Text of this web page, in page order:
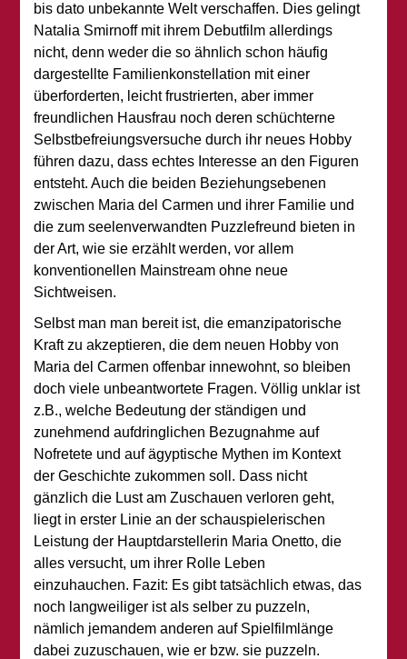
bis dato unbekannte Welt verschaffen. Dies gelingt
Natalia Smirnoff mit ihrem Debutfilm allerdings
nicht, denn weder die so ähnlich schon häufig
dargestellte Familienkonstellation mit einer
überforderten, leicht frustrierten, aber immer
freundlichen Hausfrau noch deren schüchterne
Selbstbefreiungsversuche durch ihr neues Hobby
führen dazu, dass echtes Interesse an den Figuren
entsteht. Auch die beiden Beziehungsebenen
zwischen Maria del Carmen und ihrer Familie und
die zum seelenverwandten Puzzlefreund bieten in
der Art, wie sie erzählt werden, vor allem
konventionellen Mainstream ohne neue
Sichtweisen.
Selbst man man bereit ist, die emanzipatorische
Kraft zu akzeptieren, die dem neuen Hobby von
Maria del Carmen offenbar innewohnt, so bleiben
doch viele unbeantwortete Fragen. Völlig unklar ist
z.B., welche Bedeutung der ständigen und
zunehmend aufdringlichen Bezugnahme auf
Nofretete und auf ägyptische Mythen im Kontext
der Geschichte zukommen soll. Dass nicht
gänzlich die Lust am Zuschauen verloren geht,
liegt in erster Linie an der schauspielerischen
Leistung der Hauptdarstellerin Maria Onetto, die
alles versucht, um ihrer Rolle Leben
einzuhauchen. Fazit: Es gibt tatsächlich etwas, das
noch langweiliger ist als selber zu puzzeln,
nämlich jemandem anderen auf Spielfilmlänge
dabei zuzuschauen, wie er bzw. sie puzzeln.